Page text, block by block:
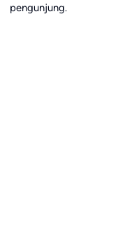
pengunjung.